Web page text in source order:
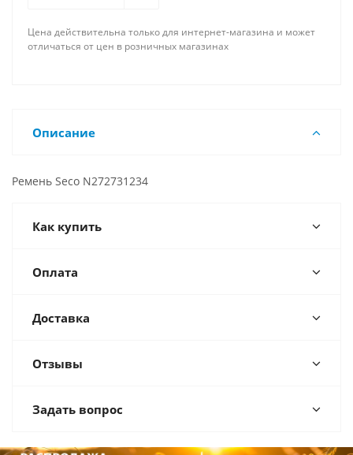
Цена действительна только для интернет-магазина и может
отличаться от цен в розничных магазинах
Описание
Ремень Seco N272731234
Как купить
Оплата
Доставка
Отзывы
Задать вопрос